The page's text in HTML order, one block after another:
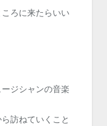
ろに来たらいい
ジシャンの音楽
訪ねていくこと